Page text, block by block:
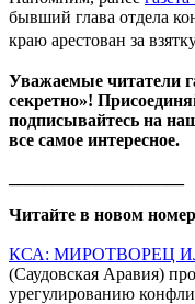
бывший глава отдела
краю арестован за
Уважаемые читатели
секретно»!
подписывайтесь на
все самое интересное.
Читайте в новом
КСА: МИРОТВОРЕЦ
(Саудовская Аравия)
урегулированию